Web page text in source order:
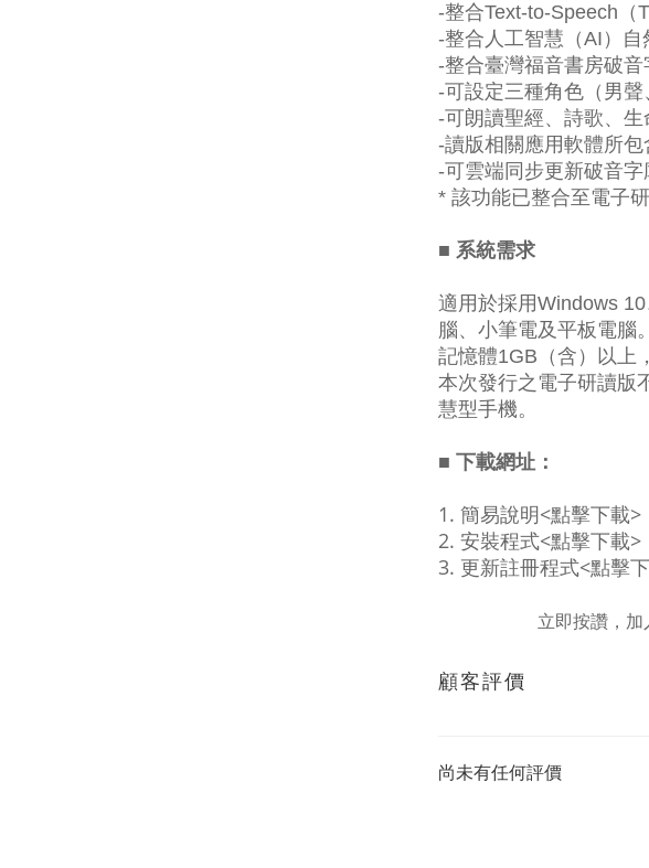
-整合Text-to-Speech（
-整合人工智慧（AI）
-整合臺灣福音書房破音
-可設定三種角色（男
-可朗讀聖經、詩歌、
-讀版相關應用軟體所
-可雲端同步更新破音字
* 該功能已整合至電子
■ 系統需求
適用於採用Windows
腦、小筆電及平板電腦。
記憶體1GB（含）以上
本次發行之電子研讀版
慧型手機。
■ 下載網址：
1. 簡易說明<點擊下載>
2. 安裝程式<點擊下載>
3. 更新註冊程式<點擊
立即按讚，
顧客評價
尚未有任何評價